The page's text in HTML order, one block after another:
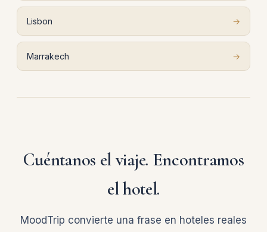
Lisbon →
Marrakech →
Cuéntanos el viaje. Encontramos
el hotel.
MoodTrip convierte una frase en hoteles reales